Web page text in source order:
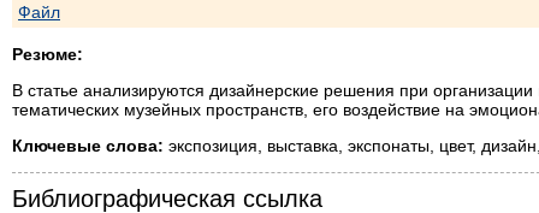
Файл
Резюме:
В статье анализируются дизайнерские решения при
тематических музейных пространств, его воздействие на
Ключевые слова: экспозиция, выставка, экспонаты, цвет,
Библиографическая ссылка